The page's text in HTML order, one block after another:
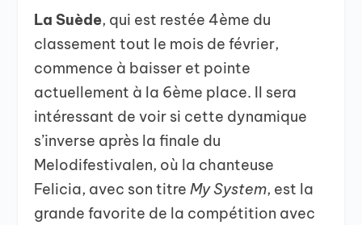
La Suède, qui est restée 4ème du
classement tout le mois de février,
commence à baisser et pointe
actuellement à la 6ème place. Il sera
intéressant de voir si cette dynamique
s’inverse après la finale du
Melodifestivalen, où la chanteuse
Felicia, avec son titreMy System, est la
grande favorite de la compétition avec